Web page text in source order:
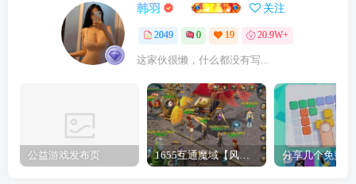
韩羽 关注
2049 0 19 20.9W+
这家伙很懒，什么都没有写...
公益游戏发布页 1655互通魔域【风雪天下第二季】最新整理Win系半手工服务端+本地验证+本地注册+全套工具+详细搭建教程